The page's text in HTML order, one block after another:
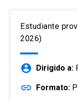
Estudiante
2026)
account_circle Dirigido a:
link Formato: